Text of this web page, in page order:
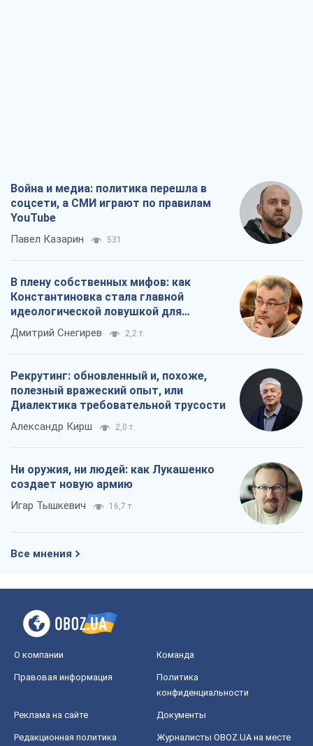
Война и медиа: политика перешла в
соцсети, а СМИ играют по правилам
YouTube
Павел Казарин 531
В плену собственных мифов: как
Константиновка стала главной
идеологической ловушкой для
российских оккупантов
Дмитрий Снегирев 2,2 т.
Рекрутинг: обновленный и, похоже,
полезный вражеский опыт, или
Диалектика требовательной трусости
Александр Кирш 2,0 т.
Ни оружия, ни людей: как Лукашенко
создает новую армию
Игар Тышкевич 16,7 т.
Все мнения
О компании Команда
Правовая информация
Политика
конфиденциальности
Реклама на сайте Документы
Редакционная политика
Журналисты OBOZ.UA на месте